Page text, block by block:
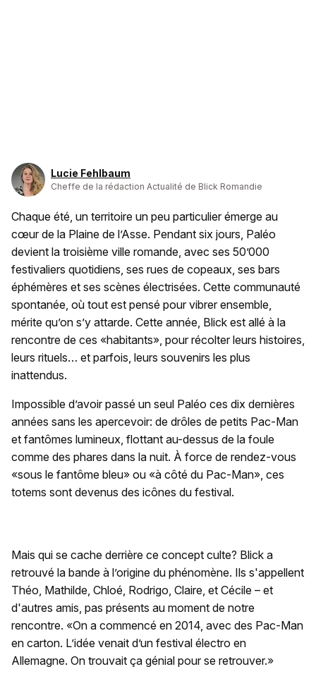
Lucie Fehlbaum
Cheffe de la rédaction Actualité de Blick Romandie
Chaque été, un territoire un peu particulier émerge au
cœur de la Plaine de l’Asse. Pendant six jours, Paléo
devient la troisième ville romande, avec ses 50’000
festivaliers quotidiens, ses rues de copeaux, ses bars
éphémères et ses scènes électrisées. Cette communauté
spontanée, où tout est pensé pour vibrer ensemble,
mérite qu’on s’y attarde. Cette année, Blick est allé à la
rencontre de ces «habitants», pour récolter leurs histoires,
leurs rituels… et parfois, leurs souvenirs les plus
inattendus.
Impossible d’avoir passé un seul Paléo ces dix dernières
années sans les apercevoir: de drôles de petits Pac-Man
et fantômes lumineux, flottant au-dessus de la foule
comme des phares dans la nuit. À force de rendez-vous
«sous le fantôme bleu» ou «à côté du Pac-Man», ces
totems sont devenus des icônes du festival.
Mais qui se cache derrière ce concept culte? Blick a
retrouvé la bande à l’origine du phénomène. Ils s'appellent
Théo, Mathilde, Chloé, Rodrigo, Claire, et Cécile – et
d'autres amis, pas présents au moment de notre
rencontre. «On a commencé en 2014, avec des Pac-Man
en carton. L’idée venait d’un festival électro en
Allemagne. On trouvait ça génial pour se retrouver.»